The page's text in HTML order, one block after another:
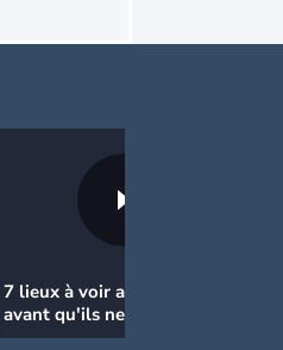
7 lieux à voir absolument
avant qu'ils ne disparaissent
!